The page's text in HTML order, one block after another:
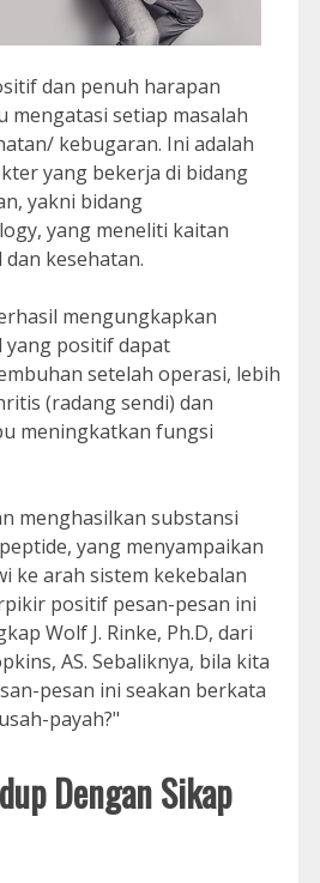
dan penuh harapan
mengatasi setiap masalah
kebugaran. Ini adalah
yang bekerja di bidang
yakni bidang
yang meneliti kaitan
kesehatan.
mengungkapkan
yang positif dapat
setelah operasi, lebih
(radang sendi) dan
meningkatkan fungsi
menghasilkan substansi
yang menyampaikan
ke arah sistem kekebalan
positif pesan-pesan ini
Wolf J. Rinke, Ph.D, dari
AS. Sebaliknya, bila kita
pesan ini seakan berkata
payah?"
Dengan Sikap